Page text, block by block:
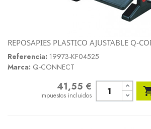
REPOSAPIES PLASTICO AJUSTABLE Q-
Referencia: 19973-KF04525
Marca: Q-CONNECT
Precio41,55 €
Impuestos incluidos